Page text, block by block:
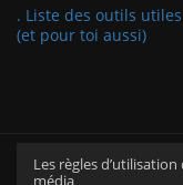
. Liste des outils
(et pour toi aussi)
Les règles
média